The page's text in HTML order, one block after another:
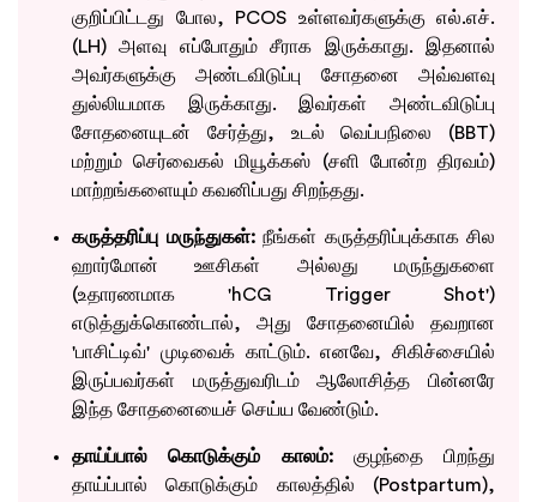
குறிப்பிட்டது போல, PCOS உள்ளவர்களுக்கு எல்.எச்.
(LH) அளவு எப்போதும் சீராக இருக்காது. இதனால்
அவர்களுக்கு அண்டவிடுப்பு சோதனை அவ்வளவு
துல்லியமாக இருக்காது. இவர்கள் அண்டவிடுப்பு
சோதனையுடன் சேர்த்து, உடல் வெப்பநிலை (BBT)
மற்றும் செர்வைகல் மியூக்கஸ் (சளி போன்ற திரவம்)
மாற்றங்களையும் கவனிப்பது சிறந்தது.
கருத்தரிப்பு மருந்துகள்:நீங்கள் கருத்தரிப்புக்காக சில
ஹார்மோன் ஊசிகள் அல்லது மருந்துகளை
(உதாரணமாக 'hCG Trigger Shot')
எடுத்துக்கொண்டால், அது சோதனையில் தவறான
'பாசிட்டிவ்' முடிவைக் காட்டும். எனவே, சிகிச்சையில்
இருப்பவர்கள் மருத்துவரிடம் ஆலோசித்த பின்னரே
இந்த சோதனையைச் செய்ய வேண்டும்.
தாய்ப்பால் கொடுக்கும் காலம்:குழந்தை பிறந்து
தாய்ப்பால் கொடுக்கும் காலத்தில் (Postpartum),